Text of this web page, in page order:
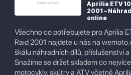
Aprilia ETV
2001 –
online
Všechno co potřebujete pro Aprilia
Raid 2001 najdete u nás na
škálu náhradních dílů, příslušenství
Snažíme se držet skladem co
motocykly, skútry a ATV včetně